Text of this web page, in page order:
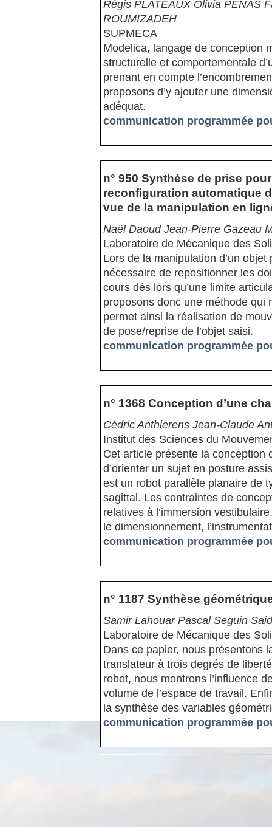
Régis PLATEAUX Olivia PENAS
ROUMIZADEH
SUPMECA
Modelica, langage de conception
structurelle et comportementale
prenant en compte
proposons d’y ajouter une
adéquat.
communication programmée
n° 950 Synthèse de prise
reconfiguration automatique
vue de la manipulation en
Naël Daoud Jean-Pierre Gazeau
Laboratoire de Mécanique des
Lors de la manipulation d’un
nécessaire de repositionner les
cours dés lors qu’une limite
proposons donc une méthode qui
permet ainsi la réalisation de
de pose/reprise de l’objet saisi.
communication programmée
n° 1368 Conception d’une
Cédric Anthierens Jean-Claude
Institut des Sciences du
Cet article présente la conception
d’orienter un sujet en posture
est un robot parallèle planaire de
sagittal. Les contraintes de
relatives à l’immersion
le dimensionnement,
communication programmée
n° 1187 Synthèse
Samir Lahouar Pascal Seguin
Laboratoire de Mécanique des
Dans ce papier, nous présentons
translateur à trois degrés de
robot, nous montrons l’influence
volume de l’espace de travail.
la synthèse des variables
communication programmée